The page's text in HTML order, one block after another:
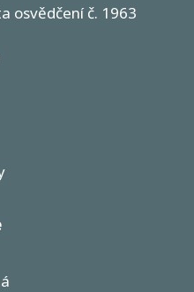
osvědčení č. 1963